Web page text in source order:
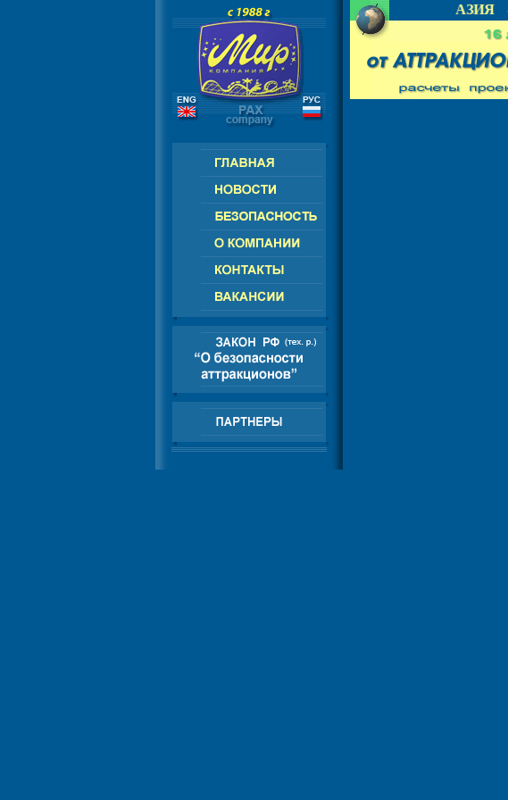
РОССИЯ - СНГ - ЕВРОПА - АМЕРИКА - АЗИЯ -